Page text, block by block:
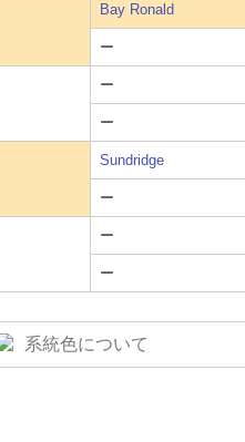
Bay Ronald
ー
ー
ー
Sundridge
ー
ー
ー
系統色について